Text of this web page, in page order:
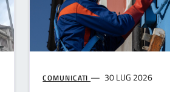
COMUNICATI 30 LUG 2026